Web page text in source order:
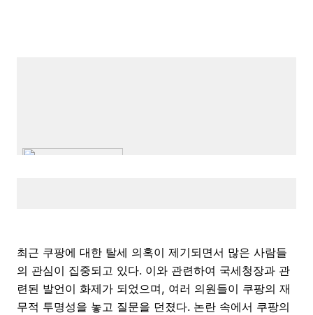
최근 쿠팡에 대한 탈세 의혹이 제기되면서 많은 사람들
의 관심이 집중되고 있다. 이와 관련하여 국세청장과 관
련된 발언이 화제가 되었으며, 여러 의원들이 쿠팡의 재
무적 투명성을 놓고 질문을 던졌다. 논란 속에서 쿠팡의